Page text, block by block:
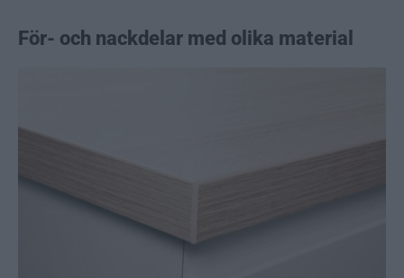
För- och nackdelar med olika material